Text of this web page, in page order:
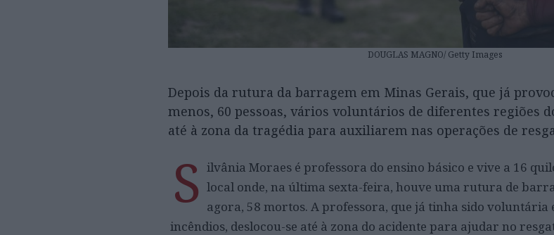
DOUGLAS MAGNO/ Getty Images
Depois da rutura da barragem em Minas Gerais, que já
menos, 60 pessoas, vários voluntários de diferentes regiões
até à zona da tragédia para auxiliarem nas operações de
S ilvânia Moraes é professora do ensino básico e vive a 16
local onde, na última sexta-feira, houve uma rutura de
agora, 58 mortos. A professora, que já tinha sido voluntária
incêndios, deslocou-se até à zona do acidente para ajudar no